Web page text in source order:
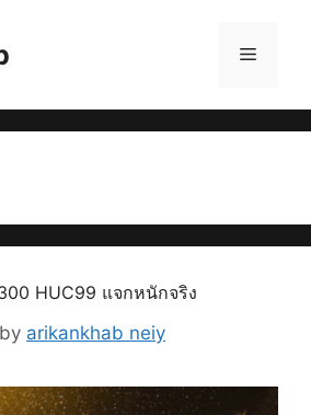
Menu
HUC99 แจกหนักจริง
by arikankhab neiy